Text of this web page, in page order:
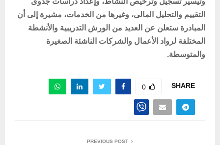
التقييم والتحليل المالى، وغيرها من الخدمات، مشيرة إلى أن
المبادرة ستعلن عن العديد من الورش التدريبية والأنشطة
المختلفة لرواد الأعمال والشركات الناشئة الصغيرة
والمتوسطة.
SHARE
0
PREVIOUS POST